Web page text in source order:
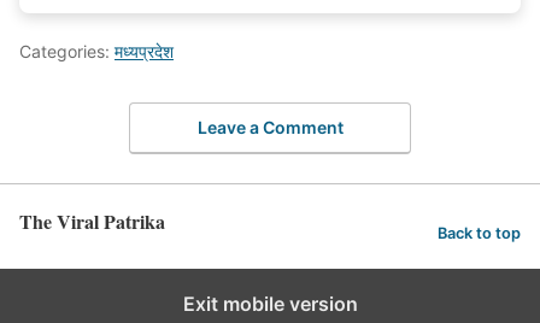
Categories: मध्यप्रदेश
Leave a Comment
The Viral Patrika Back to top
Exit mobile version